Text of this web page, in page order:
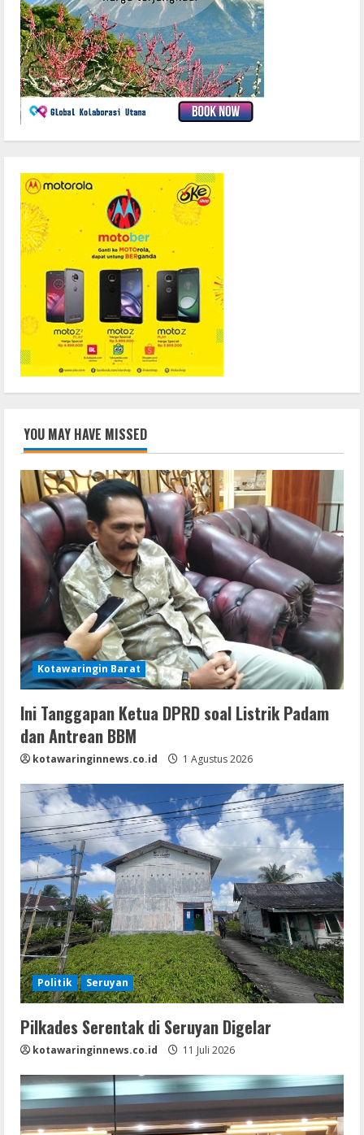
YOU MAY HAVE MISSED
Kotawaringin Barat
Ini Tanggapan Ketua DPRD soal Listrik Padam
dan Antrean BBM
kotawaringinnews.co.id 1 Agustus 2026
Politik Seruyan
Pilkades Serentak di Seruyan Digelar
kotawaringinnews.co.id 11 Juli 2026